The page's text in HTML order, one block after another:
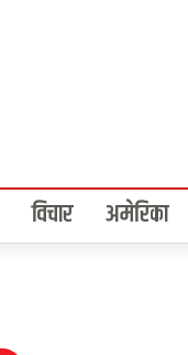
विचार अमेरिका